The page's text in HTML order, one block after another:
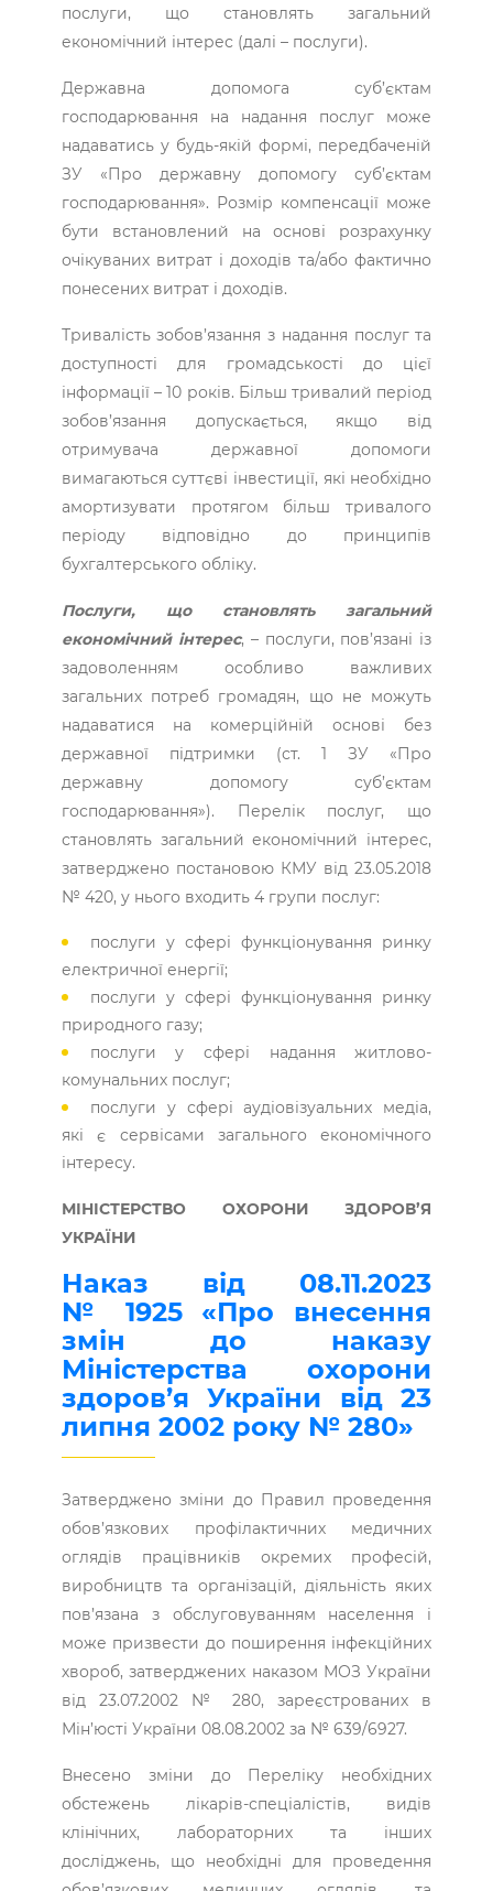
послуги, що становлять загальний
економічний інтерес (далі – послуги).
Державна допомога суб’єктам
господарювання на надання послуг може
надаватись у будь-якій формі, передбаченій
ЗУ «Про державну допомогу суб’єктам
господарювання». Розмір компенсації може
бути встановлений на основі розрахунку
очікуваних витрат і доходів та/або фактично
понесених витрат і доходів.
Тривалість зобов’язання з надання послуг та
доступності для громадськості до цієї
інформації – 10 років. Більш тривалий період
зобов’язання допускається, якщо від
отримувача державної допомоги
вимагаються суттєві інвестиції, які необхідно
амортизувати протягом більш тривалого
періоду відповідно до принципів
бухгалтерського обліку.
Послуги, що становлять загальний
економічний інтерес, – послуги, пов’язані із
задоволенням особливо важливих
загальних потреб громадян, що не можуть
надаватися на комерційній основі без
державної підтримки (ст. 1 ЗУ «Про
державну допомогу суб’єктам
господарювання»). Перелік послуг, що
становлять загальний економічний інтерес,
затверджено постановою КМУ від 23.05.2018
№ 420, у нього входить 4 групи послуг:
послуги у сфері функціонування ринку
електричної енергії;
послуги у сфері функціонування ринку
природного газу;
послуги у сфері надання житлово-
комунальних послуг;
послуги у сфері аудіовізуальних медіа,
які є сервісами загального економічного
інтересу.
МІНІСТЕРСТВО ОХОРОНИ ЗДОРОВ’Я
УКРАЇНИ
Наказ від 08.11.2023
№ 1925 «Про внесення
змін до наказу
Міністерства охорони
здоров’я України від 23
липня 2002 року № 280»
Затверджено зміни до Правил проведення
обов’язкових профілактичних медичних
оглядів працівників окремих професій,
виробництв та організацій, діяльність яких
пов’язана з обслуговуванням населення і
може призвести до поширення інфекційних
хвороб, затверджених наказом МОЗ України
від 23.07.2002 № 280, зареєстрованих в
Мін’юсті України 08.08.2002 за № 639/6927.
Внесено зміни до Переліку необхідних
обстежень лікарів-спеціалістів, видів
клінічних, лабораторних та інших
досліджень, що необхідні для проведення